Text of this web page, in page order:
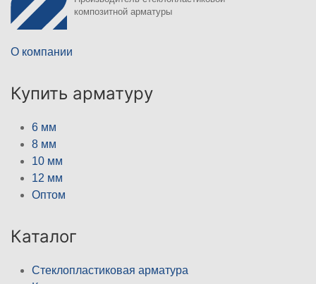
композитной арматуры
О компании
Купить арматуру
6 мм
8 мм
10 мм
12 мм
Оптом
Каталог
Стеклопластиковая арматура